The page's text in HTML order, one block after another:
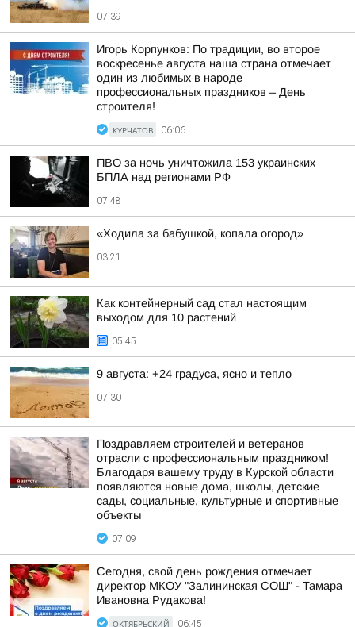
07:39
Игорь Корпунков: По традиции, во второе
воскресенье августа наша страна отмечает
один из любимых в народе
профессиональных праздников – День
строителя!
КУРЧАТОВ 06:06
ПВО за ночь уничтожила 153 украинских
БПЛА над регионами РФ
07:48
«Ходила за бабушкой, копала огород»
03:21
Как контейнерный сад стал настоящим
выходом для 10 растений
05:45
9 августа: +24 градуса, ясно и тепло
07:30
Поздравляем строителей и ветеранов
отрасли с профессиональным праздником!
Благодаря вашему труду в Курской области
появляются новые дома, школы, детские
сады, социальные, культурные и спортивные
объекты
07:09
Сегодня, свой день рождения отмечает
директор МКОУ "Залининская СОШ" - Тамара
Ивановна Рудакова!
ОКТЯБРЬСКИЙ 06:45